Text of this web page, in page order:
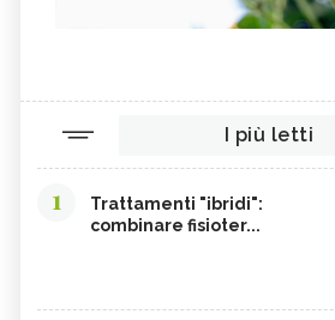
I più letti
1
Trattamenti "ibridi":
combinare fisioter...